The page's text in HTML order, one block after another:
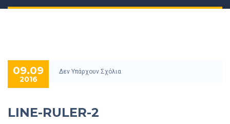
09.09
2016
Δεν Υπάρχουν Σχόλια
LINE-RULER-2